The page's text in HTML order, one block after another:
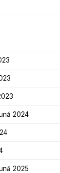
2024
2025